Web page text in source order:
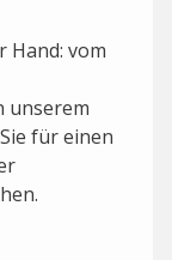
Hand: vom
unserem
für einen